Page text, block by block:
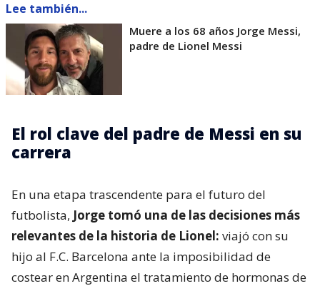
Lee también...
Muere a los 68 años Jorge Messi,
padre de Lionel Messi
El rol clave del padre de Messi en su
carrera
En una etapa trascendente para el futuro del
futbolista, Jorge tomó una de las decisiones más
relevantes de la historia de Lionel: viajó con su
hijo al F.C. Barcelona ante la imposibilidad de
costear en Argentina el tratamiento de hormonas de